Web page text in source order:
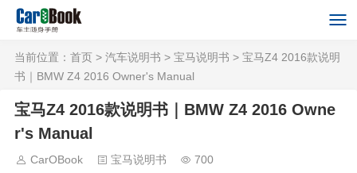
当前位置： 首页 > 汽车说明书 > 宝马说明书 > 宝马Z4 2016款说明
书｜BMW Z4 2016 Owner's Manual
宝马Z4 2016款说明书｜BMW Z4 2016 Owne
r's Manual
CarOBook 宝马说明书 700